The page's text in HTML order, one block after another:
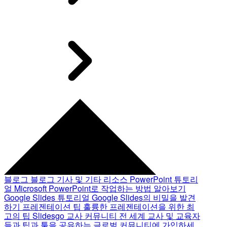
블로그 블로그 기사 및 기타 리소스 PowerPoint 튜토리
얼 Microsoft PowerPoint로 작업하는 방법 알아보기
Google Slides 튜토리얼 Google Slides의 비밀을 발견
하기 프레젠테이션 팁 훌륭한 프레젠테이션을 위한 최
고의 팁 Slidesgo 교사 커뮤니티 전 세계 교사 및 교육자